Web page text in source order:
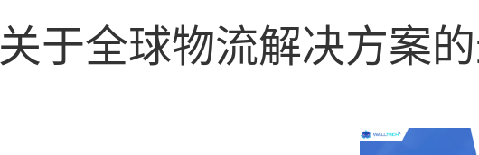
关于全球物流解决方案